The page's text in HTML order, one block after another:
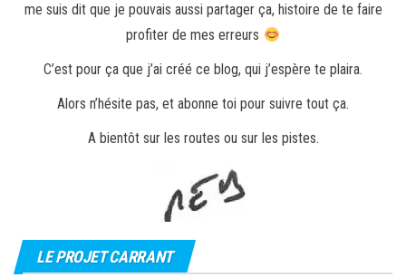
me suis dit que je pouvais aussi partager ça, histoire de te faire
profiter de mes erreurs
C’est pour ça que j’ai créé ce blog, qui j’espère te plaira.
Alors n’hésite pas, et abonne toi pour suivre tout ça.
A bientôt sur les routes ou sur les pistes.
LE PROJET CARRANT